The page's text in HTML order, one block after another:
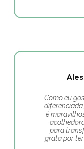
Como eu
é
para
grata por